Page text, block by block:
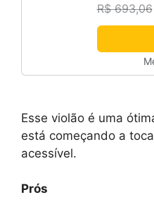
R$ 693,06
Esse violão é uma
está começando a
acessível.
Prós